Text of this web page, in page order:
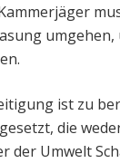
umgehen,
ist zu
die
der Umwelt